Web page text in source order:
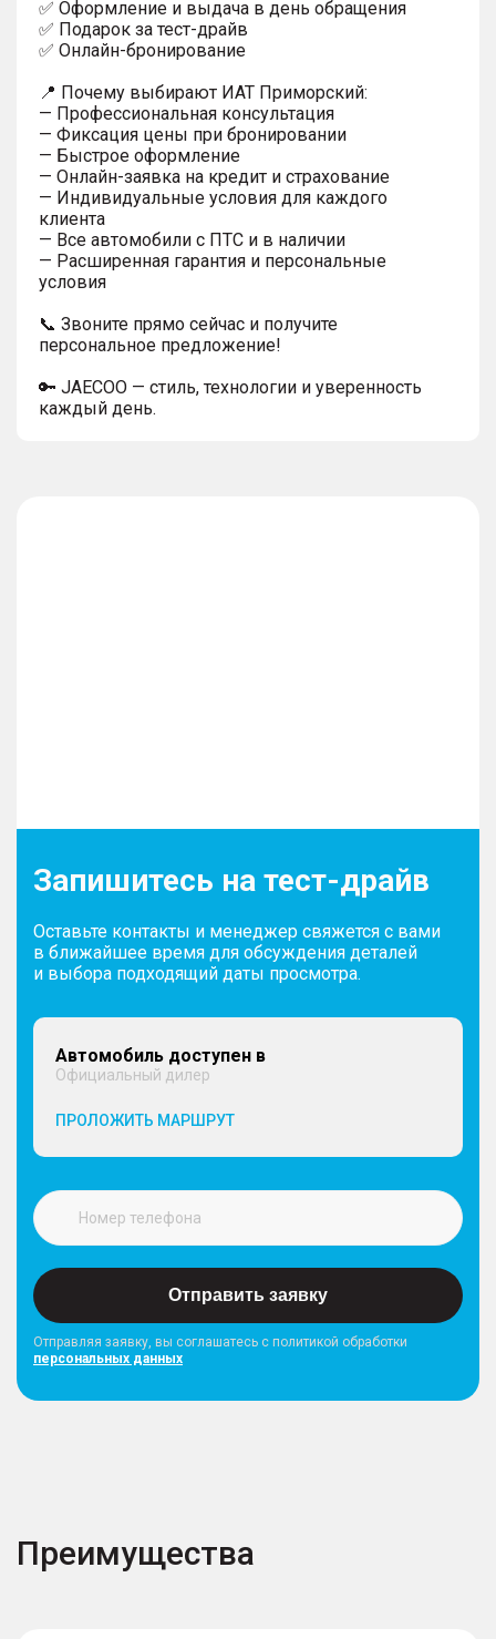
✅ Оформление и выдача в день обращения
✅ Подарок за тест-драйв
✅ Онлайн-бронирование
📍 Почему выбирают ИАТ Приморский:
— Профессиональная консультация
— Фиксация цены при бронировании
— Быстрое оформление
— Онлайн-заявка на кредит и страхование
— Индивидуальные условия для каждого
клиента
— Все автомобили с ПТС и в наличии
— Расширенная гарантия и персональные
условия
📞 Звоните прямо сейчас и получите
персональное предложение!
🔑 JAECOO — стиль, технологии и уверенность
каждый день.
Запишитесь на тест-драйв
Оставьте контакты и менеджер свяжется с вами
в ближайшее время для обсуждения деталей
и выбора подходящий даты просмотра.
Автомобиль доступен в
Официальный дилер
ПРОЛОЖИТЬ МАРШРУТ
Отправить заявку
Отправляя заявку, вы соглашатесь с политикой обработки
персональных данных
Преимущества